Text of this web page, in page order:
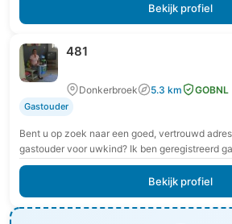
Bekijk profiel
481
Donkerbroek 5.3 km GOBNL
Gastouder
Bent u op zoek naar een goed, vertrouwd
gastouder voor uwkind? Ik ben geregistreerd
van 0 tot12 jaar.…
Bekijk profiel